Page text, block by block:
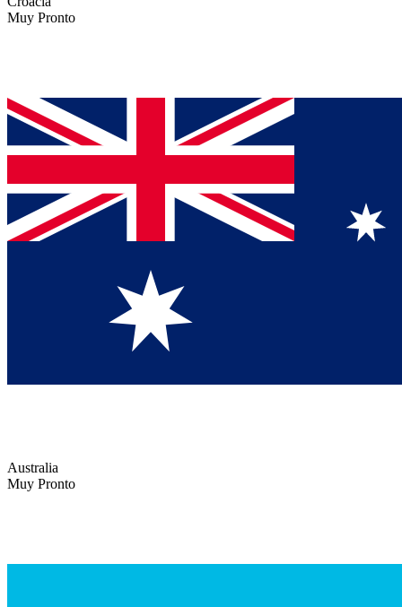
Muy Pronto
Australia
Muy Pronto